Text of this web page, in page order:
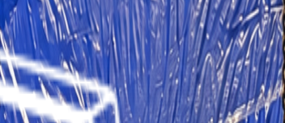
груза из Китая, оставьте заявку